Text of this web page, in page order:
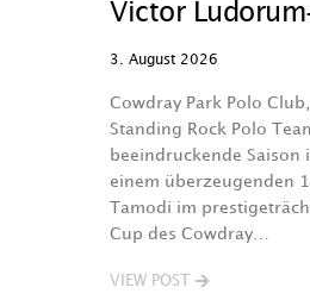
Victor
3. August 2026
Cowdray Park Polo
Standing Rock Polo
beeindruckende
einem überzeugenden
Tamodi im
Cup des Cowdray…
VIEW POST